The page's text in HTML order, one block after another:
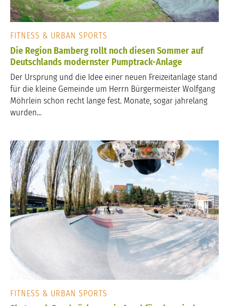
FITNESS & URBAN SPORTS
Die Region Bamberg rollt noch diesen Sommer auf
Deutschlands modernster Pumptrack-Anlage
Der Ursprung und die Idee einer neuen Freizeitanlage stand
für die kleine Gemeinde um Herrn Bürgermeister Wolfgang
Möhrlein schon recht lange fest. Monate, sogar jahrelang
wurden...
FITNESS & URBAN SPORTS